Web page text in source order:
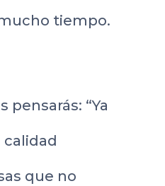
tiempo.
pensarás: “Ya
calidad
que no